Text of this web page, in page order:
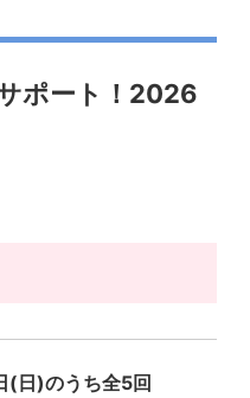
ポート！2026
(日)のうち全5回